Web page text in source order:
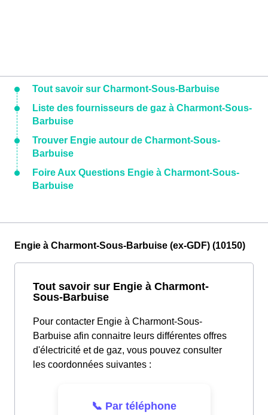
Tout savoir sur Charmont-Sous-Barbuise
Liste des fournisseurs de gaz à Charmont-Sous-
Barbuise
Trouver Engie autour de Charmont-Sous-
Barbuise
Foire Aux Questions Engie à Charmont-Sous-
Barbuise
Engie à Charmont-Sous-Barbuise (ex-GDF) (10150)
Tout savoir sur Engie à Charmont-
Sous-Barbuise
Pour contacter Engie à Charmont-Sous-
Barbuise afin connaitre leurs différentes offres
d'électricité et de gaz, vous pouvez consulter
les coordonnées suivantes :
📞 Par téléphone